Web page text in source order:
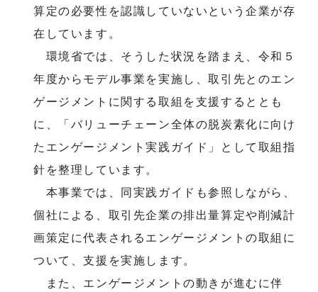
算定の必要性を認識していないという企業が存
在しています。
環境省では、そうした状況を踏まえ、令和５
年度からモデル事業を実施し、取引先とのエン
ゲージメントに関する取組を支援するととも
に、「バリューチェーン全体の脱炭素化に向け
たエンゲージメント実践ガイド」として取組指
針を整理しています。
本事業では、同実践ガイドも参照しながら、
個社による、取引先企業の排出量算定や削減計
画策定に代表されるエンゲージメントの取組に
ついて、支援を実施します。
また、エンゲージメントの動きが進むに伴